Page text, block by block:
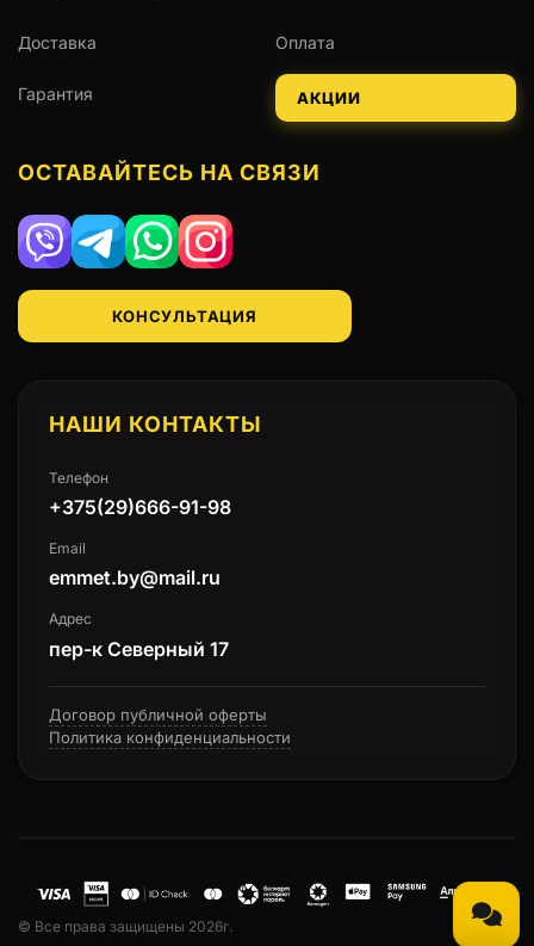
Доставка Оплата
Гарантия АКЦИИ
ОСТАВАЙТЕСЬ НА СВЯЗИ
Viber TelegramWhatsAppInstagram
КОНСУЛЬТАЦИЯ
НАШИ КОНТАКТЫ
Телефон
+375(29)666-91-98
Email
emmet.by@mail.ru
Адрес
пер-к Северный 17
Договор публичной оферты
Политика конфиденциальности
© Все права защищены 2026г.